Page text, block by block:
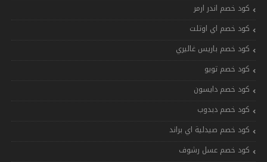
كود خصم اندر ارمر
كود خصم اي اوتلت
كود خصم باريس غاليري
كود خصم تويو
كود خصم دايسون
كود خصم دبدوب
كود خصم صيدلية اي براند
كود خصم عسل رشوف